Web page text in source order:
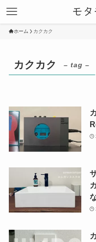
モタ
ホーム カクカク
カクカク – tag –